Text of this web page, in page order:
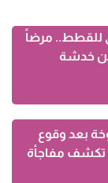
للقطط.. مرضاً
خدشة
بعد وقوع
تكشف مفاجأة